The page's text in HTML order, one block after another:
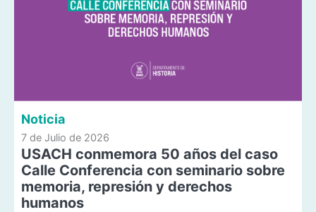
Noticia
7 de Julio de 2026
USACH conmemora 50 años del caso
Calle Conferencia con seminario sobre
memoria, represión y derechos
humanos